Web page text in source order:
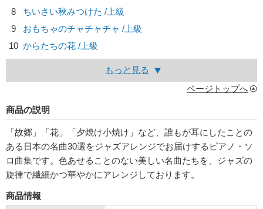
8
ちいさい秋みつけた /上級
9
おもちゃのチャチャチャ /上級
10 からたちの花 /上級
もっと見る
ページトップへ
商品の説明
「故郷」「花」「夕焼け小焼け」など、誰もが耳にしたことの
ある日本の名曲30選をジャズアレンジでお届けするピアノ・ソ
ロ曲集です。色あせることのない美しい名曲たちを、ジャズの
旋律で繊細かつ華やかにアレンジしております。
商品情報